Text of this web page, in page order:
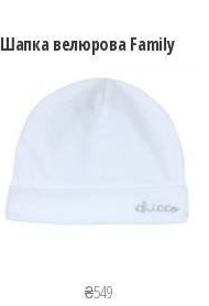
Шапка велюрова Family
₴549